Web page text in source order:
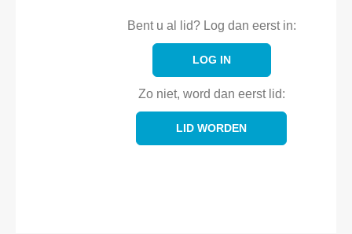
Bent u al lid? Log dan eerst in:
LOG IN
Zo niet, word dan eerst lid:
LID WORDEN